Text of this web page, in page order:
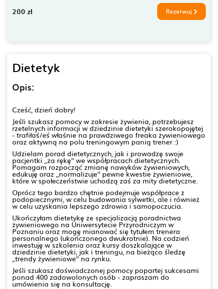
200 zł Rezerwuj
Dietetyk
Opis:
Cześć, dzień dobry!
Jeśli szukasz pomocy w zakresie żywienia, potrzebujesz
rzetelnych informacji w dziedzinie dietetyki szerokopojętej
- trafiłaś/eś właśnie na prawdziwego freaka żywieniowego
oraz aktywną na polu treningowym panią trener :)
Udzielam porad dietetycznych, jak i prowadzę swoje
pacjentki ,,za rękę'' we współpracach dietetycznych.
Pomagam rozpocząć zmianę nawyków żywieniowych,
edukuję oraz ,,normalizuje'' pewne kwestie żywieniowe,
które w społeczeństwie uchodzą zaś za mity dietetyczne.
Oprócz tego bardzo chętnie podejmuje współprace z
podopiecznymi, w celu budowania sylwetki, ale i również
w celu uzyskania lepszego zdrowia i samopoczucia.
Ukończyłam dietetykę ze specjalizacją poradnictwa
żywieniowego na Uniwersytecie Przyrodniczym w
Poznaniu oraz mogę mianować się tytułem trenera
personalnego (ukończonego dwukrotnie). Na codzień
inwestuję w szkolenia oraz kursy doszkalające w
dziedzinie dietetyki, jak i treningu, na bieżąco śledzę
,,trendy żywieniowe'' na rynku.
Jeśli szukasz doświadczonej pomocy popartej sukcesami
ponad 400 zadowolonych osób - zapraszam do
umówienia się na konsultację.